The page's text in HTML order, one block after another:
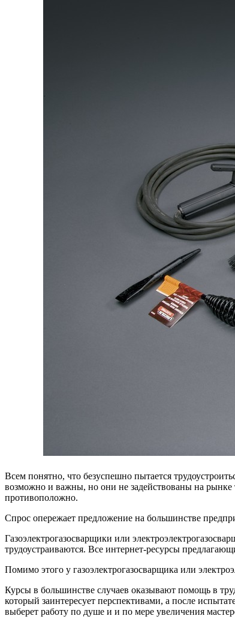
Всем понятно, что безуспешно пытается
возможно и важны, но они не задействованы на рынке
противоположно.
Спрос опережает предложение на большинстве
Газоэлектрогазосварщики или
трудоустраиваются. Все интернет-ресурсы
Помимо этого у газоэлектрогазосварщика или
Курсы в большинстве случаев оказывают помощь в
который заинтересует перспективами, а после
выберет работу по душе и и по мере увеличения